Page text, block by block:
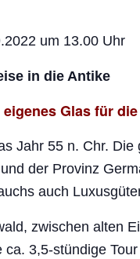
um 13.00 Uhr
in die Antike
Glas für
Jahr 55 n. Chr.
der Provinz
auch
zwischen alten
ca. 3,5-stündige